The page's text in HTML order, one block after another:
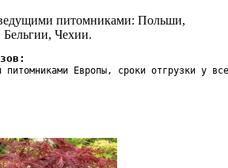
питомниками: Польши,
Чехии.
питомниками Европы, сроки отгрузки у